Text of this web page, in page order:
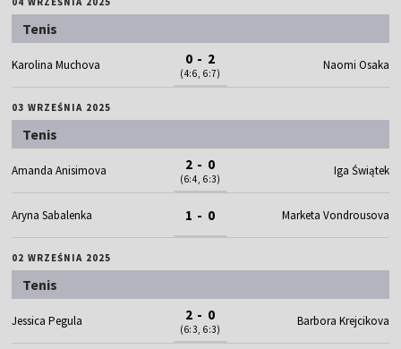
Tenis
Karolina Muchova 0 - 2
(4:6, 6:7)
Naomi Osaka
03 WRZEŚNIA 2025
Tenis
Amanda Anisimova 2 - 0
(6:4, 6:3)
Iga Świątek
Aryna Sabalenka 1 - 0 Marketa Vondrousova
02 WRZEŚNIA 2025
Tenis
Jessica Pegula 2 - 0
(6:3, 6:3)
Barbora Krejcikova